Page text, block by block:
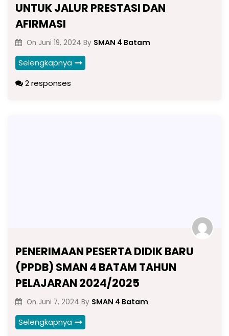
UNTUK JALUR PRESTASI DAN
AFIRMASI
On Juni 19, 2024 By SMAN 4 Batam
Selengkapnya
2 responses
PENERIMAAN PESERTA DIDIK BARU
(PPDB) SMAN 4 BATAM TAHUN
PELAJARAN 2024/2025
On Juni 7, 2024 By SMAN 4 Batam
Selengkapnya